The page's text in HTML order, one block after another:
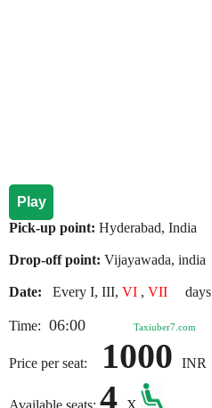
Play
Pick-up point: Hyderabad, India
Drop-off point: Vijayawada, india
Date: Every I, III, VI , VII days
Time: 06:00 Taxiuber7.com
Price per seat: 1000 INR
Available seats: 4
X